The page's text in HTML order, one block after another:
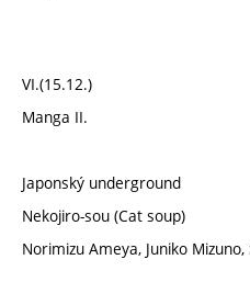
VI.(15.12.)
Manga II.
Japonský underground
Nekojiro-sou (Cat soup)
Norimizu Ameya, Juniko